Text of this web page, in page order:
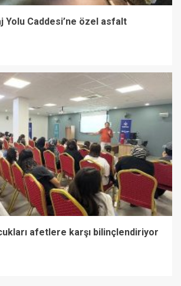
Yolu Caddesi’ne özel asfalt
afetlere karşı bilinçlendiriyor